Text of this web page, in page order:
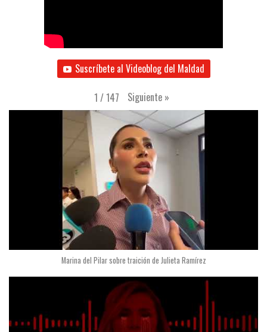
Suscríbete al Videoblog del Maldad
1 /147 Siguiente »
Marina del Pilar sobre traición de Julieta Ramírez